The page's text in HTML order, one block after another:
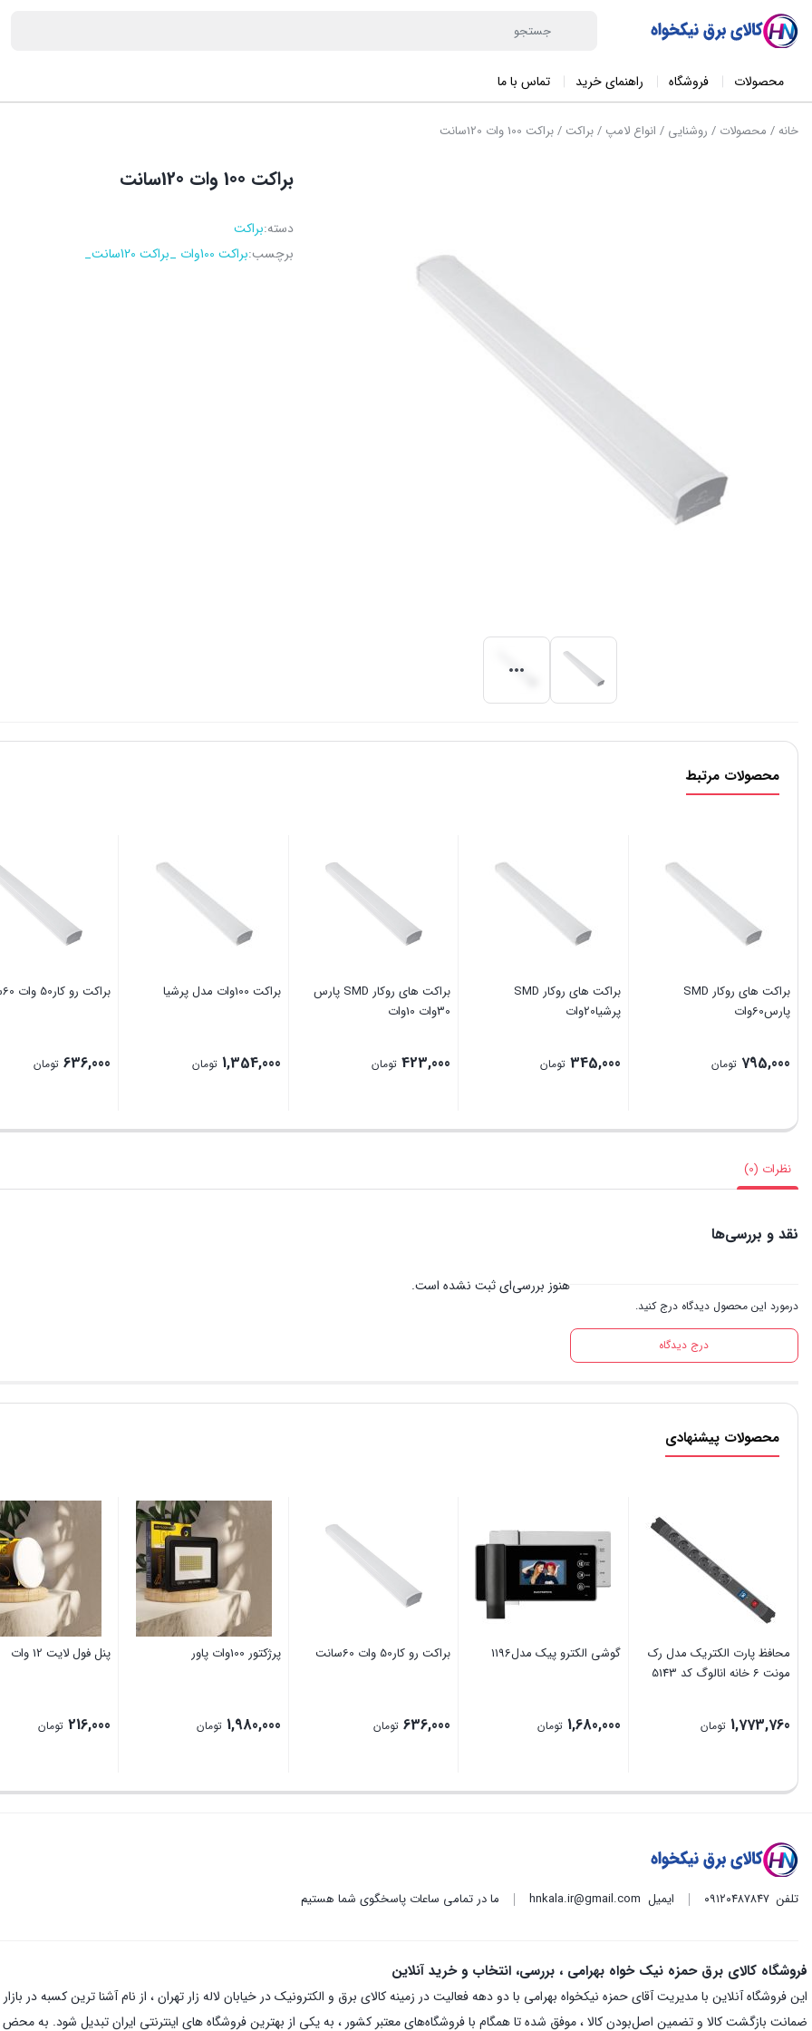
محصولات فروشگاه راهنمای خرید تماس با ما
خانه/ محصولات / روشنایی / انواع لامپ /براکت / براکت 100 وات 120سانت
براکت 100 وات 120سانت
دسته:براکت
برچسب:براکت 100وات _براکت 120سانت_
محصولات مرتبط
براکت های روکار SMD
پارس60وات
795,000 تومان
براکت های روکار SMD
پرشیا20وات
345,000 تومان
براکت های روکار SMD پارس
30وات 10وات
423,000 تومان
براکت 100وات مدل پرشیا
1,354,000 تومان
براکت رو کار50 وات 60سانت
636,000 تومان
نظرات (0)
نقد و بررسی‌ها
درمورد این محصول دیدگاه درج کنید.
درج دیدگاه
هنوز بررسی‌ای ثبت نشده است.
محصولات پیشنهادی
محافظ پارت الکتریک مدل رک
مونت 6 خانه انالوگ کد 5143
1,773,760 تومان
گوشی الکترو پیک مدل1196
1,680,000 تومان
براکت رو کار50 وات 60سانت
636,000 تومان
پرژکتور 100وات پاور
1,980,000 تومان
پنل فول لایت 12 وات
216,000 تومان
تلفن ۰۹۱۲۰۴۸۷۸۴۷ ایمیل hnkala.ir@gmail.com ما در تمامی ساعات پاسخگوی شما هستیم
فروشگاه کالای برق حمزه نیک خواه بهرامی ، بررسی، انتخاب و خرید آنلاین
ضمانت بازگشت کالا و تضمین اصل‌بودن کالا ، موفق شده تا همگام با فروشگاه‌های معتبر کشور ، به یکی از بهترین فروشگاه های اینترنتی ایران تبدیل شود. به